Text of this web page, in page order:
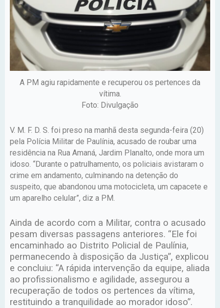
A PM agiu rapidamente e recuperou os pertences da
vítima.
Foto: Divulgação
V. M. F. D. S. foi preso na manhã desta segunda-feira (20)
pela Polícia Militar de Paulínia, acusado de roubar uma
residência na Rua Amaná, Jardim Planalto, onde mora um
idoso. “Durante o patrulhamento, os policiais avistaram o
crime em andamento, culminando na detenção do
suspeito, que abandonou uma motocicleta, um capacete e
um aparelho celular”, diz a PM.
Ainda de acordo com a Militar, contra o acusado
pesam diversas passagens anteriores. “Ele foi
encaminhado ao Distrito Policial de Paulínia,
permanecendo à disposição da Justiça”, explicou
e concluiu: “A rápida intervenção da equipe, aliada
ao profissionalismo e agilidade, assegurou a
recuperação de todos os pertences da vítima,
restituindo a tranquilidade ao morador idoso”.